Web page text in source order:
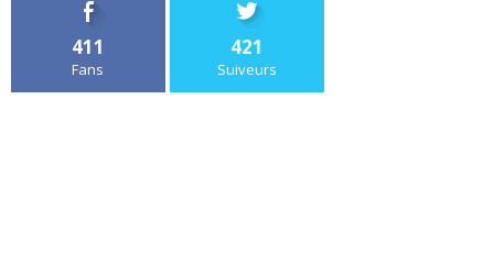
411
Fans
421
Suiveurs